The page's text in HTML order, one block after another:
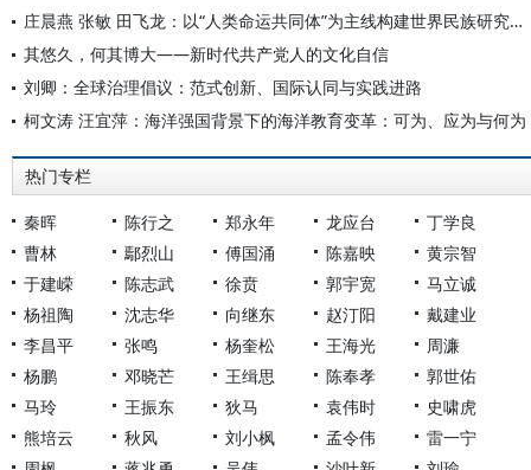
庄晨燕 张敏 田飞龙：以“人类命运共同体”为主线构建世界民族研究自主知识体系
其悠久，何其博大——新时代共产党人的文化自信
刘卿：全球治理倡议：范式创新、国际认同与实践进路
柯文涛 汪宜萍：海洋强国背景下的海洋教育变革：可为、应为与何为
热门专栏
秦晖 陈行之 郑永年 龙应台
丁学良
曹林
鄢烈山 傅国涌 陈嘉映
黄宗智
于建嵘
陈志武 徐贲 郭宇宽
马立诚
杨祖陶
沈志华 向继东 赵汀阳
戴建业
李昌平
张鸣 杨奎松 王海光
周濂
杨鹏
邓晓芒 王缉思 陈奉孝
郭世佑
马玲
王振东 狄马 袁伟时
史啸虎
熊培云
秋风 刘小枫 孟令伟
雷一宁